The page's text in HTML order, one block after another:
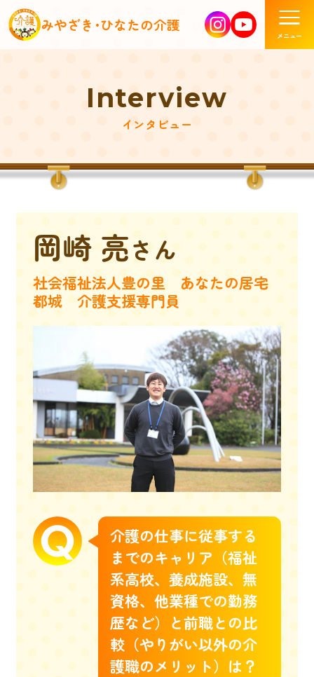
みやざき･ひなたの介護
インタビュー
Interview
岡崎 亮
社会福祉法人豊の里 あなたの居宅
都城 介護支援専門員
介護の仕事に従事する
までのキャリア（福祉
系高校、養成施設、無
資格、他業種での勤務
歴など）と前職との比
較（やりがい以外の介
護職のメリット）は？